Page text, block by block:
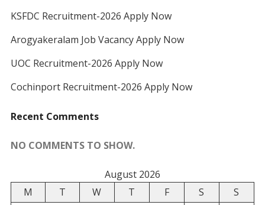
KSFDC Recruitment-2026 Apply Now
Arogyakeralam Job Vacancy Apply Now
UOC Recruitment-2026 Apply Now
Cochinport Recruitment-2026 Apply Now
Recent Comments
NO COMMENTS TO SHOW.
August 2026
M
T W T F S
S